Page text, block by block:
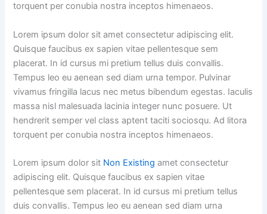
torquent per conubia nostra inceptos himenaeos.
Lorem ipsum dolor sit amet consectetur adipiscing elit.
Quisque faucibus ex sapien vitae pellentesque sem
placerat. In id cursus mi pretium tellus duis convallis.
Tempus leo eu aenean sed diam urna tempor. Pulvinar
vivamus fringilla lacus nec metus bibendum egestas. Iaculis
massa nisl malesuada lacinia integer nunc posuere. Ut
hendrerit semper vel class aptent taciti sociosqu. Ad litora
torquent per conubia nostra inceptos himenaeos.
Lorem ipsum dolor sit Non Existing amet consectetur
adipiscing elit. Quisque faucibus ex sapien vitae
pellentesque sem placerat. In id cursus mi pretium tellus
duis convallis. Tempus leo eu aenean sed diam urna